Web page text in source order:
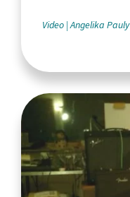
Video Angelika Pauly